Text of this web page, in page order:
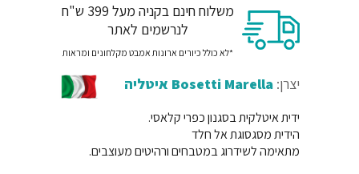
משלוח חינם בקניה מעל 399 ש"ח
לנרשמים לאתר
*לא כולל כיורים ארונות אמבט מקלחונים ומראות
יצרן: Bosetti Marella איטליה
ידית איטלקית בסגנון כפרי קלאסי.
הידית מסגסוגת אל חלד
מתאימה לשידרוג במטבחים ורהיטים מעוצבים.